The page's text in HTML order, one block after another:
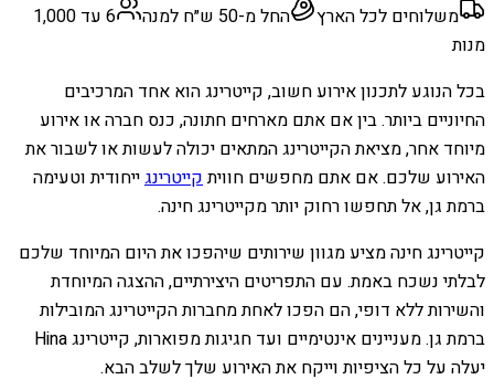
משלוחים לכל הארץ
החל מ-50 ש״ח למנה
6 עד 1,000
מנות
בכל הנוגע לתכנון אירוע חשוב, קייטרינג הוא אחד המרכיבים
החיוניים ביותר. בין אם אתם מארחים חתונה, כנס חברה או אירוע
מיוחד אחר, מציאת הקייטרינג המתאים יכולה לעשות או לשבור את
האירוע שלכם. אם אתם מחפשים חוויתקייטרינגייחודית וטעימה
ברמת גן, אל תחפשו רחוק יותר מקייטרינג חינה.
קייטרינג חינה מציע מגוון שירותים שיהפכו את היום המיוחד שלכם
לבלתי נשכח באמת. עם התפריטים היצירתיים, ההצגה המיוחדת
והשירות ללא דופי, הם הפכו לאחת מחברות הקייטרינג המובילות
ברמת גן. מעניינים אינטימיים ועד חגיגות מפוארות, קייטרינג Hina
יעלה על כל הציפיות וייקח את האירוע שלך לשלב הבא.